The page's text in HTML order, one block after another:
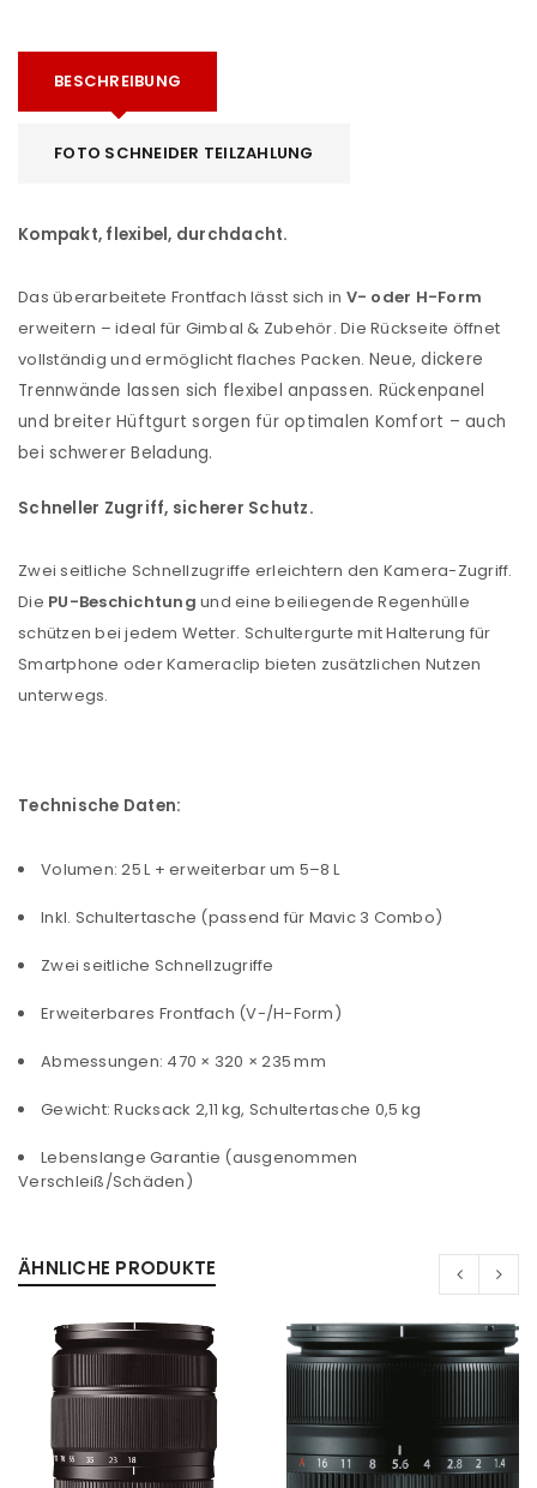
Passwort*
BESCHREIBUNG
FOTO SCHNEIDER TEILZAHLUNG
Kompakt, flexibel, durchdacht.
Das überarbeitete Frontfach lässt sich in V- oder H-Form
erweitern – ideal für Gimbal & Zubehör. Die Rückseite öffnet
vollständig und ermöglicht flaches Packen. Neue, dickere
Trennwände lassen sich flexibel anpassen. Rückenpanel
und breiter Hüftgurt sorgen für optimalen Komfort – auch
bei schwerer Beladung.
Schneller Zugriff, sicherer Schutz.
Zwei seitliche Schnellzugriffe erleichtern den Kamera-Zugriff.
Die PU-Beschichtung und eine beiliegende Regenhülle
schützen bei jedem Wetter. Schultergurte mit Halterung für
Smartphone oder Kameraclip bieten zusätzlichen Nutzen
unterwegs.
Technische Daten:
Volumen: 25 L + erweiterbar um 5–8 L
Inkl. Schultertasche (passend für Mavic 3 Combo)
Zwei seitliche Schnellzugriffe
Erweiterbares Frontfach (V-/H-Form)
Abmessungen: 470 × 320 × 235 mm
Gewicht: Rucksack 2,11 kg, Schultertasche 0,5 kg
Lebenslange Garantie (ausgenommen
Verschleiß/Schäden)
ÄHNLICHE PRODUKTE